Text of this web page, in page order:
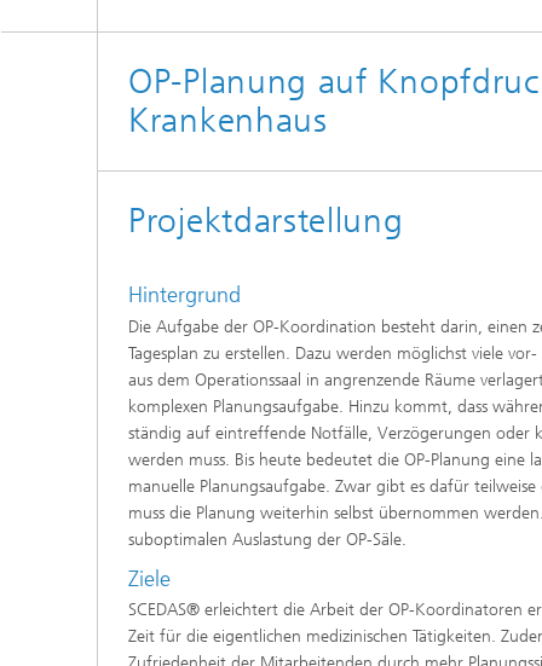
OP-Planung auf
Krankenhaus
Projektdarstellung
Hintergrund
Die Aufgabe der OP-Koordination besteht darin, einen
Tagesplan zu erstellen. Dazu werden möglichst viele
aus dem Operationssaal in angrenzende Räume
komplexen Planungsaufgabe. Hinzu kommt, dass
ständig auf eintreffende Notfälle, Verzögerungen oder
werden muss. Bis heute bedeutet die OP-Planung eine
manuelle Planungsaufgabe. Zwar gibt es dafür
muss die Planung weiterhin selbst übernommen
suboptimalen Auslastung der OP-Säle.
Ziele
SCEDAS® erleichtert die Arbeit der OP-Koordinatoren
Zeit für die eigentlichen medizinischen Tätigkeiten.